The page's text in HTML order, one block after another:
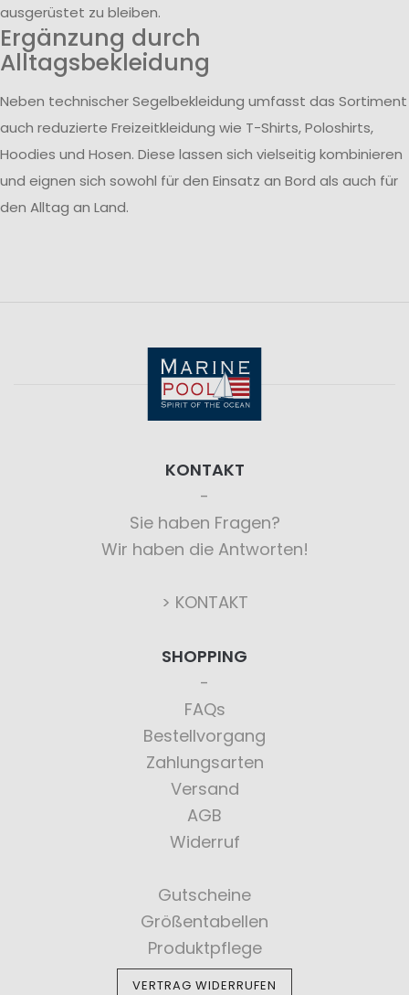
ausgerüstet zu bleiben.
Ergänzung durch
Alltagsbekleidung
Neben technischer Segelbekleidung umfasst das Sortiment
auch reduzierte Freizeitkleidung wie T-Shirts, Poloshirts,
Hoodies und Hosen. Diese lassen sich vielseitig kombinieren
und eignen sich sowohl für den Einsatz an Bord als auch für
den Alltag an Land.
KONTAKT
Sie haben Fragen?
Wir haben die Antworten!
> KONTAKT
SHOPPING
FAQs
Bestellvorgang
Zahlungsarten
Versand
AGB
Widerruf
Gutscheine
Größentabellen
Produktpflege
VERTRAG WIDERRUFEN